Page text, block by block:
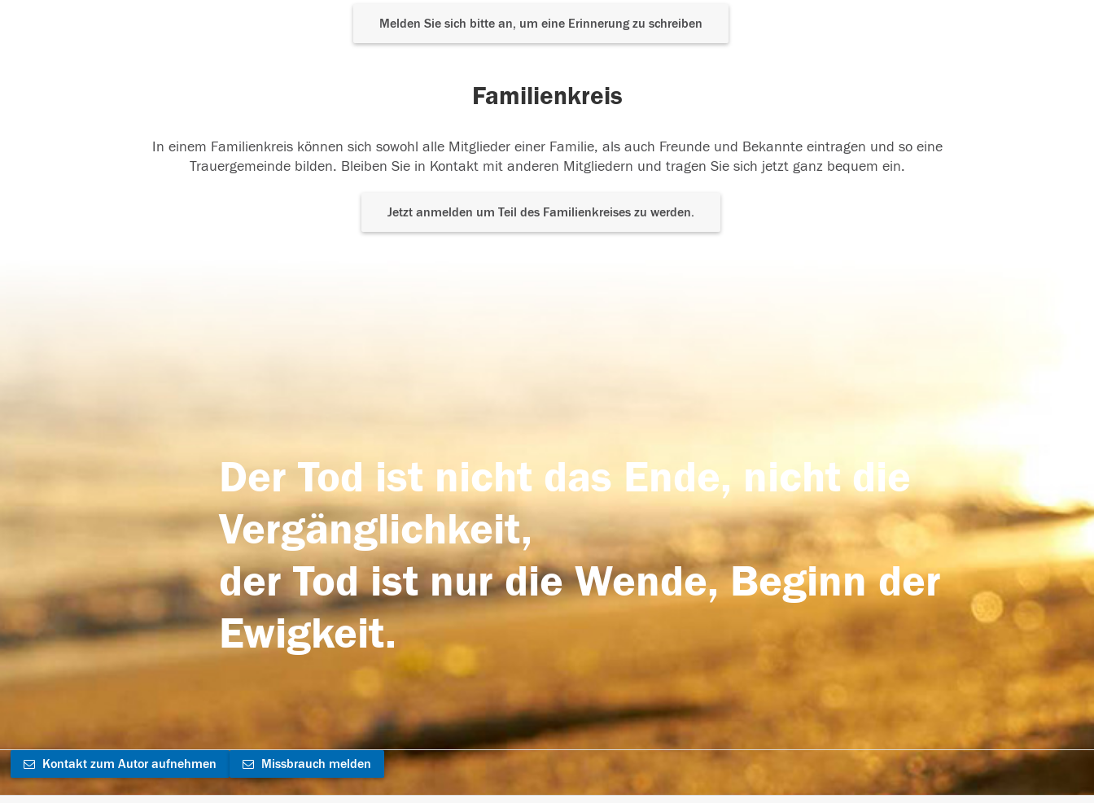
Melden Sie sich bitte an, um eine Erinnerung zu schreiben
Familienkreis
In einem Familienkreis können sich sowohl alle Mitglieder einer Familie, als auch Freunde und Bekannte eintragen und so eine
Trauergemeinde bilden. Bleiben Sie in Kontakt mit anderen Mitgliedern und tragen Sie sich jetzt ganz bequem ein.
Jetzt anmelden um Teil des Familienkreises zu werden.
Der Tod ist nicht das Ende, nicht die
Vergänglichkeit,
der Tod ist nur die Wende, Beginn der
Ewigkeit.
Kontakt zum Autor aufnehmen Missbrauch melden